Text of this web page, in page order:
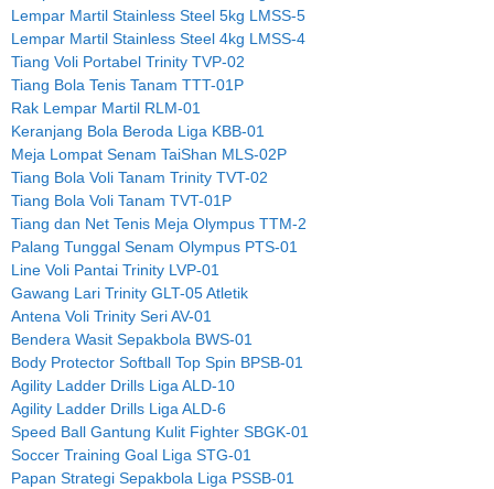
Lempar Martil Stainless Steel 5kg LMSS-5
Lempar Martil Stainless Steel 4kg LMSS-4
Tiang Voli Portabel Trinity TVP-02
Tiang Bola Tenis Tanam TTT-01P
Rak Lempar Martil RLM-01
Keranjang Bola Beroda Liga KBB-01
Meja Lompat Senam TaiShan MLS-02P
Tiang Bola Voli Tanam Trinity TVT-02
Tiang Bola Voli Tanam TVT-01P
Tiang dan Net Tenis Meja Olympus TTM-2
Palang Tunggal Senam Olympus PTS-01
Line Voli Pantai Trinity LVP-01
Gawang Lari Trinity GLT-05 Atletik
Antena Voli Trinity Seri AV-01
Bendera Wasit Sepakbola BWS-01
Body Protector Softball Top Spin BPSB-01
Agility Ladder Drills Liga ALD-10
Agility Ladder Drills Liga ALD-6
Speed Ball Gantung Kulit Fighter SBGK-01
Soccer Training Goal Liga STG-01
Papan Strategi Sepakbola Liga PSSB-01